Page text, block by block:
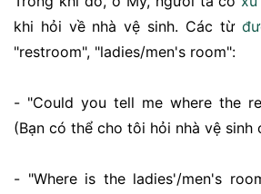
khi hỏi về nhà vệ sinh. Các từ
"restroom", "ladies/men's room":
- "Could you tell me where the
(Bạn có thể cho tôi hỏi nhà vệ sinh
- "Where is the ladies'/men's